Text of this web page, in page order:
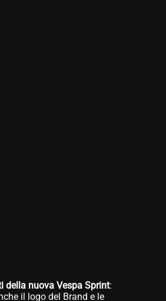
della nuova Vespa Sprint:
il logo del Brand e le